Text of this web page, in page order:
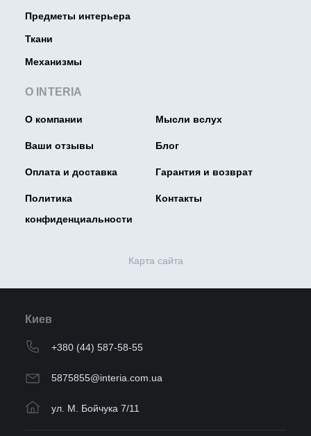
Предметы интерьера
Ткани
Механизмы
О INTERIA
О компании Мысли вслух
Ваши отзывы Блог
Оплата и доставка Гарантия и возврат
Политика
конфиденциальности
Контакты
Карта сайта
Киев
+380 (44) 587-58-55
5875855@interia.com.ua
ул. М. Бойчука 7/11